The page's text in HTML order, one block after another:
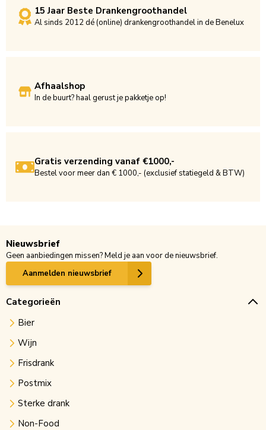
15 Jaar Beste Drankengroothandel
Al sinds 2012 dé (online) drankengroothandel in de Benelux
Afhaalshop
In de buurt? haal gerust je pakketje op!
Gratis verzending vanaf €1000,-
Bestel voor meer dan € 1000,- (exclusief statiegeld & BTW)
Nieuwsbrief
Geen aanbiedingen missen? Meld je aan voor de nieuwsbrief.
Aanmelden nieuwsbrief
Categorieën
Bier
Wijn
Frisdrank
Postmix
Sterke drank
Non-Food